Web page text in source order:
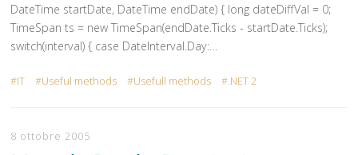
DateTime startDate, DateTime endDate) { long dateDiffVal = 0;
TimeSpan ts = new TimeSpan(endDate.Ticks - startDate.Ticks);
switch(interval) { case DateInterval.Day:…
IT Useful methods Usefull methods .NET 2
8 ottobre 2005